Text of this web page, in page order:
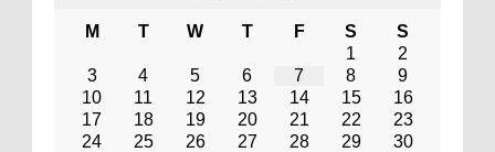
M T W T F S
S
1
2
3
4 5 6 7 8
9
10
11 12 13 14 15
16
17
18 19 20 21 22
23
24
25 26 27 28 29
30